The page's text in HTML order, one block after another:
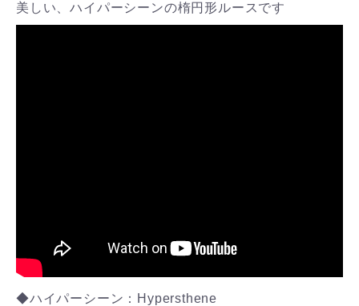
美しい、ハイパーシーンの楕円形ルースです
◆ハイパーシーン：Hypersthene